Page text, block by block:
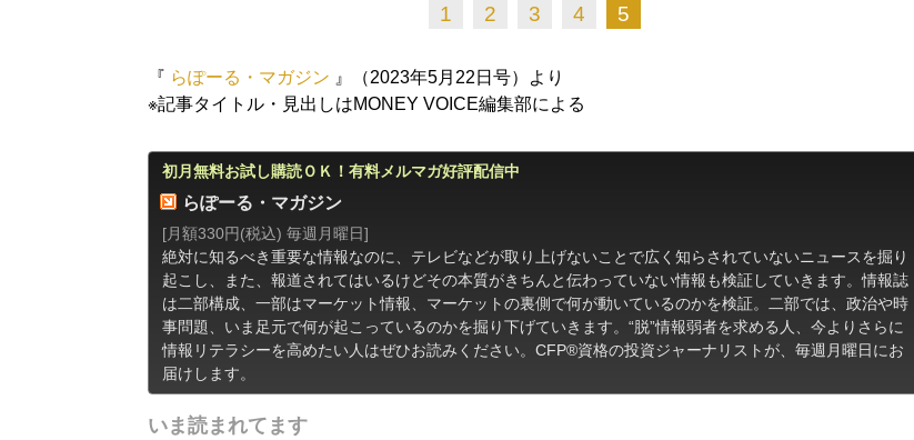
1 2 3 4 5
『 らぽーる・マガジン 』（2023年5月22日号）より
※記事タイトル・見出しはMONEY VOICE編集部による
初月無料お試し購読ＯＫ！有料メルマガ好評配信中
らぽーる・マガジン
[月額330円(税込) 毎週月曜日]
絶対に知るべき重要な情報なのに、テレビなどが取り上げないことで広く知らされていないニュースを掘り
起こし、また、報道されてはいるけどその本質がきちんと伝わっていない情報も検証していきます。情報誌
は二部構成、一部はマーケット情報、マーケットの裏側で何が動いているのかを検証。二部では、政治や時
事問題、いま足元で何が起こっているのかを掘り下げていきます。“脱”情報弱者を求める人、今よりさらに
情報リテラシーを高めたい人はぜひお読みください。CFP®資格の投資ジャーナリストが、毎週月曜日にお
届けします。
いま読まれてます